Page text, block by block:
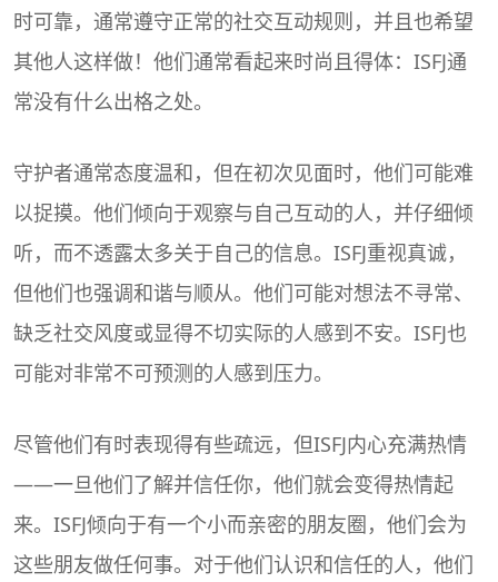
时可靠，通常遵守正常的社交互动规则，并且也希望
其他人这样做！他们通常看起来时尚且得体：ISFJ通
常没有什么出格之处。
守护者通常态度温和，但在初次见面时，他们可能难
以捉摸。他们倾向于观察与自己互动的人，并仔细倾
听，而不透露太多关于自己的信息。ISFJ重视真诚，
但他们也强调和谐与顺从。他们可能对想法不寻常、
缺乏社交风度或显得不切实际的人感到不安。ISFJ也
可能对非常不可预测的人感到压力。
尽管他们有时表现得有些疏远，但ISFJ内心充满热情
——一旦他们了解并信任你，他们就会变得热情起
来。ISFJ倾向于有一个小而亲密的朋友圈，他们会为
这些朋友做任何事。对于他们认识和信任的人，他们